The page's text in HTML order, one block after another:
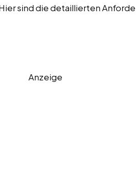
sind die detaillierten
Anzeige